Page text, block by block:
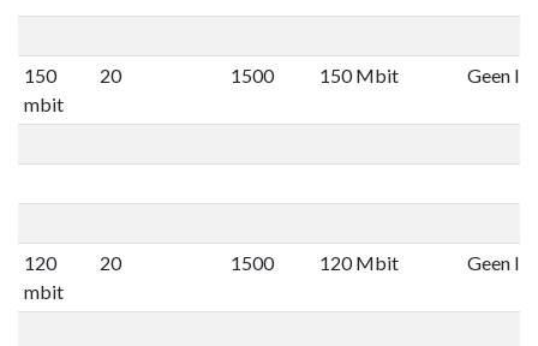
150
mbit
20 1500 150 Mbit Geen
120
mbit
20 1500 120 Mbit Geen